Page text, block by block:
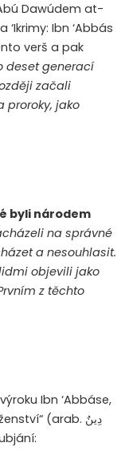
Dawúdem at-
Ibn ‘Abbás
verš a pak
deset generací
začali
proroky, jako
byli národem
na správné
a nesouhlasit.
objevili jako
z těchto
Ibn ‘Abbáse,
(arab. دِينٌ